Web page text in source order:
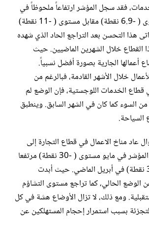
فقد سجل المؤشر ارتفاعاً ملحوظاً في
شهر مايو عند مستوى ( -6.9 نقطة) مقابل مستوى ( -11 نقطة)
هذا التحسن بعد التراجع الحاد الذي شهده
القطاع خلال الشهرين الماضيين. حيث
أعمالها الجارية بصورة أفضل نسبياً.
خلال الأشهر القادمة، فبالرغم من
الخدمات اللوجستية، فإن الوضع لم
السوء كما كان في الشهر السابق. وينطبق
السياحة.
عاد مناخ الاعمال في قطاع التجارة إلى
التحسن، فقد سجل المؤشر في مايو مستوى ( -30 نقطة) مرتفعا
من مستوى ( -32.6 نقطة) في أبريل الماضي. حيث أبدت
الوضع الحالي، كما تراجع مستوى التشاؤم
ومع ذلك، لا تزال الأوضاع هشة في كل
بسبب استمرار إحجام المستهلكين عن